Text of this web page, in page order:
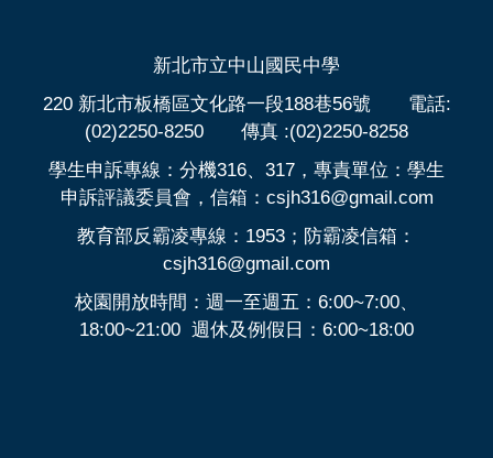
進修部
新北市立中山國民中學
220 新北市板橋區文化路一段188巷56號 電話:
(02)2250-8250 傳真 :(02)2250-8258
學生申訴專線：分機316、317，專責單位：學生
申訴評議委員會，信箱：csjh316@gmail.com
教育部反霸凌專線：1953；防霸凌信箱：
csjh316@gmail.com
校園開放時間：週一至週五：6:00~7:00、
18:00~21:00 週休及例假日：6:00~18:00